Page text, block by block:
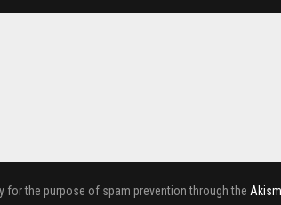
for the purpose of spam prevention through the